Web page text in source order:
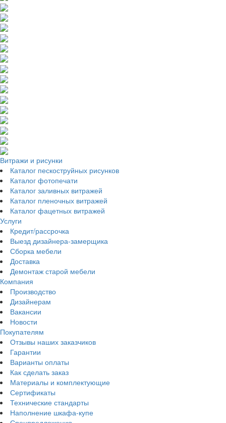
Витражи и рисунки
Каталог пескоструйных рисунков
Каталог фотопечати
Каталог заливных витражей
Каталог пленочных витражей
Каталог фацетных витражей
Услуги
Кредит/рассрочка
Выезд дизайнера-замерщика
Сборка мебели
Доставка
Демонтаж старой мебели
Компания
Производство
Дизайнерам
Вакансии
Новости
Покупателям
Отзывы наших заказчиков
Гарантии
Варианты оплаты
Как сделать заказ
Материалы и комплектующие
Сертификаты
Технические стандарты
Наполнение шкафа-купе